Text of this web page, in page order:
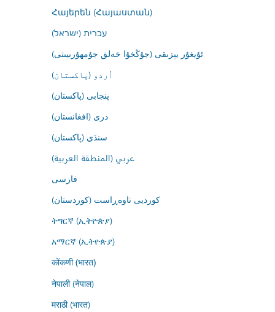
Հայերեն (Հայաստան)
עברית (ישראל)
ئۇيغۇر يېزىقى (جۇڭخۇا خەلق جۇمھۇرىيىتى)
اُردو (پاکستان)
پنجابی (پاکستان)
درى (افغانستان)
سنڌي (پاکستان)
عربي (المنطقة العربية)
فارسى
کوردیی ناوەڕاست (کوردستان)
ትግርኛ (ኢትዮጵያ)
አማርኛ (ኢትዮጵያ)
कोंकणी (भारत)
नेपाली (नेपाल)
मराठी (भारत)